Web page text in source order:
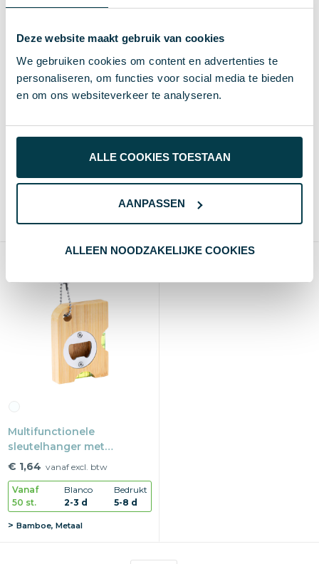
Deze website maakt gebruik van cookies
We gebruiken cookies om content en advertenties te
personaliseren, om functies voor social media te bieden
en om ons websiteverkeer te analyseren.
ALLE COOKIES TOESTAAN
AANPASSEN
ALLEEN NOODZAKELIJKE COOKIES
8 d
Gerecycled Aluminium
100 st.
Zinken legering, IJzer
Multifunctionele
sleutelhanger met
flesopener en waterpas
€ 1,64 vanaf excl. btw
Vanaf
50 st.
Blanco
2-3 d
Bedrukt
5-8 d
Bamboe, Metaal